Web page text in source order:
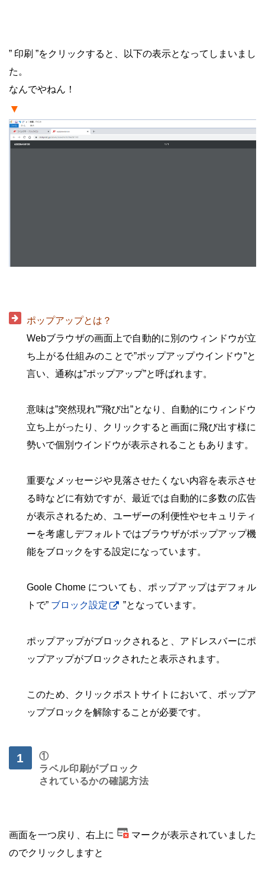
” 印刷 ”をクリックすると、以下の表示となってしまいまし
た。
なんでやねん！
▼
ポップアップとは？
Webブラウザの画面上で自動的に別のウィンドウが立
ち上がる仕組みのことで”ポップアップウインドウ”と
言い、通称は”ポップアップ”と呼ばれます。
意味は”突然現れ””飛び出”となり、自動的にウィンドウ
立ち上がったり、クリックすると画面に飛び出す様に
勢いで個別ウインドウが表示されることもあります。
重要なメッセージや見落させたくない内容を表示させ
る時などに有効ですが、最近では自動的に多数の広告
が表示されるため、ユーザーの利便性やセキュリティ
ーを考慮しデフォルトではブラウザがポップアップ機
能をブロックをする設定になっています。
Goole Chome についても、ポップアップはデフォル
トで” ブロック設定
”となっています。
ポップアップがブロックされると、アドレスバーにポ
ップアップがブロックされたと表示されます。
このため、クリックポストサイトにおいて、ポップア
ップブロックを解除することが必要です。
①
ラベル印刷がブロック
されているかの確認方法
画面を一つ戻り、右上に
マークが表示されていました
のでクリックしますと